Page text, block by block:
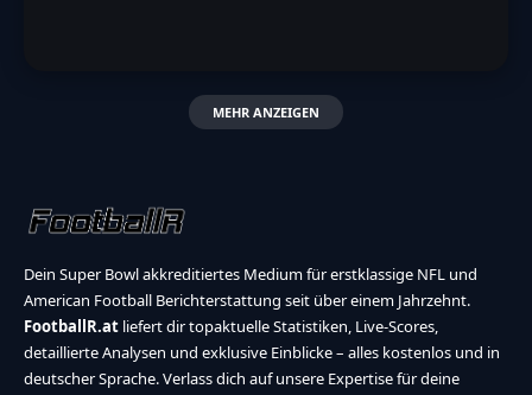
MEHR ANZEIGEN
Dein Super Bowl akkreditiertes Medium für erstklassige NFL und
American Football Berichterstattung seit über einem Jahrzehnt.
FootballR.at liefert dir topaktuelle Statistiken, Live-Scores,
detaillierte Analysen und exklusive Einblicke – alles kostenlos und in
deutscher Sprache. Verlass dich auf unsere Expertise für deine